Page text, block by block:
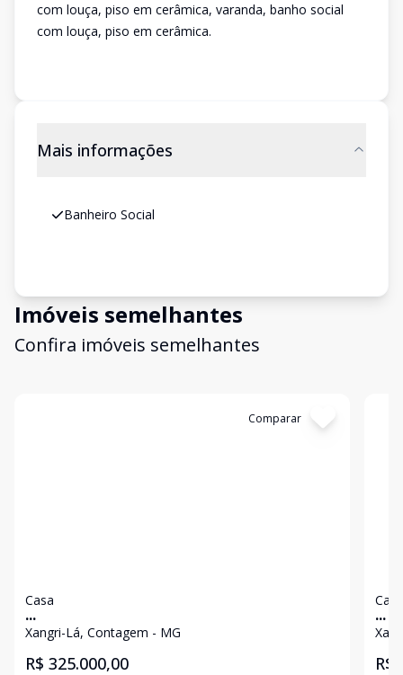
com louça, piso em cerâmica, varanda, banho social
com louça, piso em cerâmica.
Mais informações
Banheiro Social
Imóveis semelhantes
Confira imóveis semelhantes
Comparar
Casa
...
Xangri-Lá, Contagem - MG
R$ 325.000,00
Casa
...
R$